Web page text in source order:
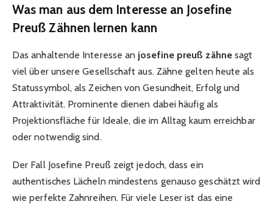
Was man aus dem Interesse an Josefine
Preuß Zähnen lernen kann
Das anhaltende Interesse an josefine preuß zähnesagt
viel über unsere Gesellschaft aus. Zähne gelten heute als
Statussymbol, als Zeichen von Gesundheit, Erfolg und
Attraktivität. Prominente dienen dabei häufig als
Projektionsfläche für Ideale, die im Alltag kaum erreichbar
oder notwendig sind.
Der Fall Josefine Preuß zeigt jedoch, dass ein
authentisches Lächeln mindestens genauso geschätzt wird
wie perfekte Zahnreihen. Für viele Leser ist das eine